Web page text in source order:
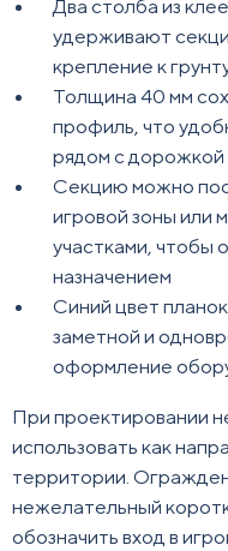
Два столба из
удерживают
крепление к
Толщина 40 мм
профиль, что
рядом с дорожкой
Секцию можно
игровой зоны или
участками, чтобы
назначением
Синий цвет
заметной и
оформление
При проектировании
использовать как
территории.
нежелательный
обозначить вход в